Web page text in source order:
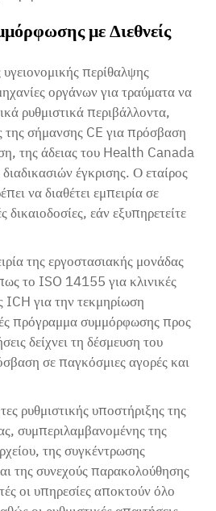
με Διεθνείς
περίθαλψης
οργάνων για τραύματα να
ρυθμιστικά περιβάλλοντα,
της σήμανσης CE για πρόσβαση
της άδειας του Health Canada
έγκρισης. Ο εταίρος
να διαθέτει εμπειρία σε
δικαιοδοσίες, εάν εξυπηρετείτε
της εργοστασιακής μονάδας
το ISO 14155 για κλινικές
ICH για την τεκμηρίωση
πρόγραμμα συμμόρφωσης προς
δείχνει τη δέσμευση του
σε παγκόσμιες αγορές και
ρυθμιστικής υποστήριξης της
συμπεριλαμβανομένης της
της συγκέντρωσης
της συνεχούς παρακολούθησης
οι υπηρεσίες αποκτούν όλο